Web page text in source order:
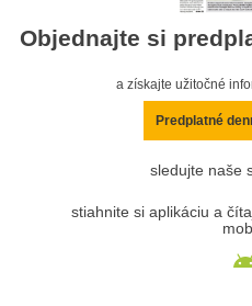
Objednajte si
a získajte užitočné
Predplatné
sledujte naše
stiahnite si aplikáciu a